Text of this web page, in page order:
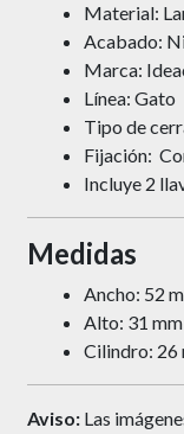
Material:
Acabado:
Marca:
Línea: Gato
Tipo de
Fijación:
Incluye 2
Medidas
Ancho: 52
Alto: 31 mm
Cilindro: 26
Aviso:Las